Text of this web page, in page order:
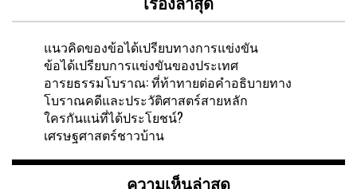
แนวคิดของข้อได้เปรียบทางการแข่งขัน
ข้อได้เปรียบการแข่งขันของประเทศ
อารยธรรมโบราณ: ที่ท้าทายต่อคำอธิบายทาง
โบราณคดีและประวัติศาสตร์สายหลัก
ใครกันแน่ที่ได้ประโยชน์?
เศรษฐศาสตร์ชาวบ้าน
ความเห็นล่าสุด